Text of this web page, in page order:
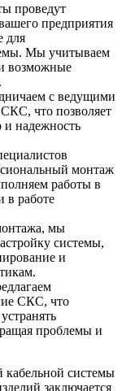
проведут
предприятия
для
Мы учитываем
возможные
с ведущими
что позволяет
и надежность
монтаж
работы в
в работе
мы
системы,
и
СКС, что
проблемы и
кабельной системы
заключается